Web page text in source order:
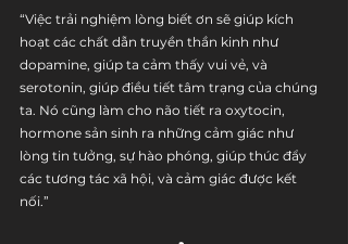
“Việc trải nghiệm lòng biết ơn sẽ giúp kích
hoạt các chất dẫn truyền thần kinh như
dopamine, giúp ta cảm thấy vui vẻ, và
serotonin, giúp điều tiết tâm trạng của chúng
ta. Nó cũng làm cho não tiết ra oxytocin,
hormone sản sinh ra những cảm giác như
lòng tin tưởng, sự hào phóng, giúp thúc đẩy
các tương tác xã hội, và cảm giác được kết
nối.”